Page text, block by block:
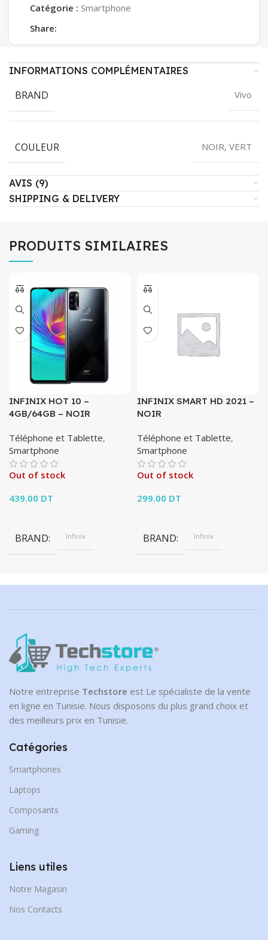
Catégorie : Smartphone
Share:
INFORMATIONS COMPLÉMENTAIRES
BRAND Vivo
COULEUR NOIR, VERT
AVIS (9)
SHIPPING & DELIVERY
PRODUITS SIMILAIRES
INFINIX HOT 10 –
4GB/64GB – NOIR
Téléphone et Tablette,
Smartphone
Out of stock
439.00 DT
BRAND Infinix
INFINIX SMART HD 2021 –
NOIR
Téléphone et Tablette,
Smartphone
Out of stock
299.00 DT
BRAND Infinix
Notre entreprise Techstore est Le spécialiste de la vente
en ligne en Tunisie. Nous disposons du plus grand choix et
des meilleurs prix en Tunisie.
Catégories
Smartphones
Laptops
Composants
Gaming
Liens utiles
Notre Magasin
Nos Contacts